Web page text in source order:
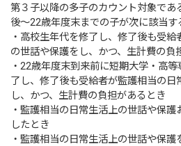
第３子以降の多子のカウント対象であ
後～22歳年度末までの子が次に該当す
・高校生年代を修了し、修了後も受
の世話や保護をし、かつ、生計費の負
・22歳年度末到来前に短期大学・高
了し、修了後も受給者が監護相当の日
し、かつ、生計費の負担があるとき
・監護相当の日常生活上の世話や保
したとき
・監護相当の日常生活上の世話や保護